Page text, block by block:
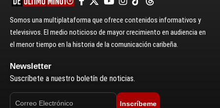
Somos una multiplataforma que ofrece contenidos informativos y
televisivos. El medio noticioso de mayor crecimiento en audiencia en
el menor tiempo en la historia de la comunicación caribeña.
Newsletter
Suscríbete a nuestro boletín de noticias.
Inscríbeme